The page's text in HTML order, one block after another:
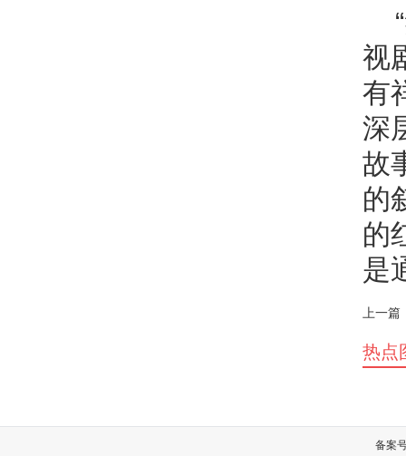
视
有
深
故
的
的
是
上一篇
热点
备案